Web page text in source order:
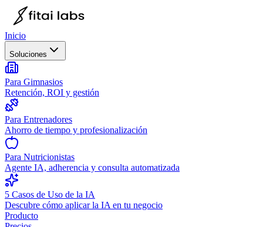
Inicio
Soluciones
Para Gimnasios
Retención, ROI y gestión
Para Entrenadores
Ahorro de tiempo y profesionalización
Para Nutricionistas
Agente IA, adherencia y consulta automatizada
5 Casos de Uso de la IA
Descubre cómo aplicar la IA en tu negocio
Producto